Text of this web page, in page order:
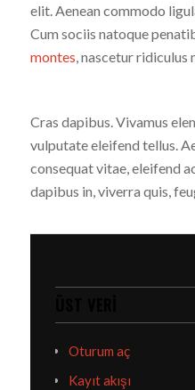
elit. Aenean commodo
Cum sociis natoque
montes , nascetur ridiculus
Cras dapibus. Vivamus
vulputate eleifend tellus.
consequat vitae, eleifend
dapibus in, viverra quis,
Oturum aç
Kayıt akışı